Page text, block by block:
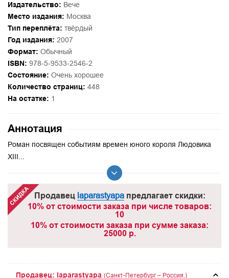
Издательство: Вече
Место издания: Москва
Тип переплёта: твёрдый
Год издания: 2007
Формат: Обычный
ISBN: 978-5-9533-2546-2
Состояние: Очень хорошее
Количество страниц: 448
На остатке: 1
Аннотация
Роман посвящен событиям времен юного короля Людовика
XIII...
Продавец laparastyapaпредлагает скидки:
10% от стоимости заказа при числе товаров:
10
10% от стоимости заказа при сумме заказа:
25000 р.
Продавец: laparastyapa (Санкт-Петербург – Россия.)